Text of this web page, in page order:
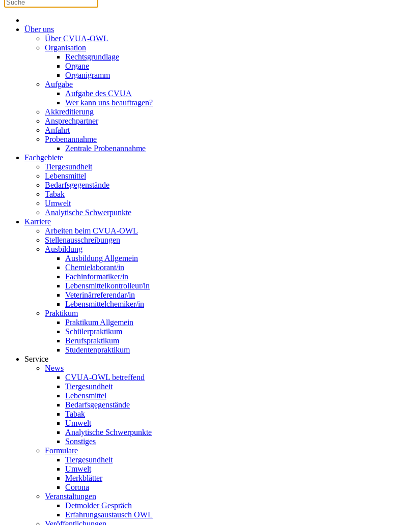
Über uns
Über CVUA-OWL
Organisation
Rechtsgrundlage
Organe
Organigramm
Aufgabe
Aufgabe des CVUA
Wer kann uns beauftragen?
Akkreditierung
Ansprechpartner
Anfahrt
Probenannahme
Zentrale Probenannahme
Fachgebiete
Tiergesundheit
Lebensmittel
Bedarfsgegenstände
Tabak
Umwelt
Analytische Schwerpunkte
Karriere
Arbeiten beim CVUA-OWL
Stellenausschreibungen
Ausbildung
Ausbildung Allgemein
Chemielaborant/in
Fachinformatiker/in
Lebensmittelkontrolleur/in
Veterinärreferendar/in
Lebensmittelchemiker/in
Praktikum
Praktikum Allgemein
Schülerpraktikum
Berufspraktikum
Studentenpraktikum
Service
News
CVUA-OWL betreffend
Tiergesundheit
Lebensmittel
Bedarfsgegenstände
Tabak
Umwelt
Analytische Schwerpunkte
Sonstiges
Formulare
Tiergesundheit
Umwelt
Merkblätter
Corona
Veranstaltungen
Detmolder Gespräch
Erfahrungsaustausch OWL